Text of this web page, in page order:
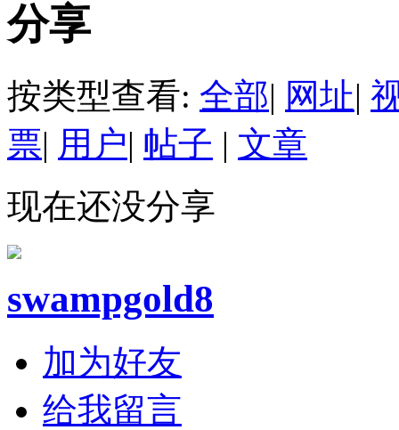
分享
按类型查看: 全部| 网址|
票| 用户| 帖子 | 文章
现在还没分享
swampgold8
加为好友
给我留言